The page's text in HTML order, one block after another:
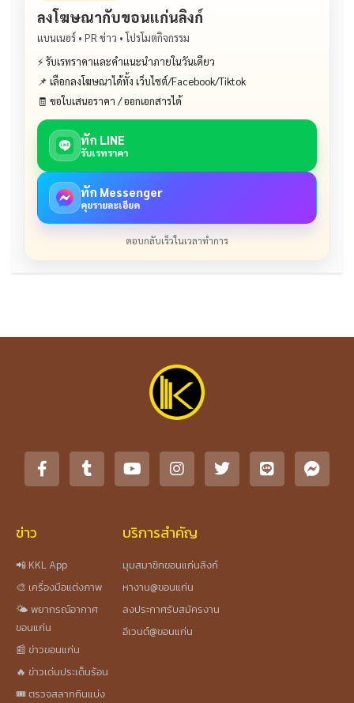
ลงโฆษณากับขอนแก่นลิงก์
แบนเนอร์ • PR ข่าว • โปรโมตกิจกรรม
⚡ รับเรทราคาและคำแนะนำภายในวันเดียว
📌 เลือกลงโฆษณาได้ทั้ง เว็บไซต์/Facebook/Tiktok
🧾 ขอใบเสนอราคา / ออกเอกสารได้
ทัก LINE
รับเรทราคา
ทัก Messenger
คุยรายละเอียด
ตอบกลับเร็วในเวลาทำการ
ข่าว
📲 KKL App
🎨 เครื่องมือแต่งภาพ
🌤️ พยากรณ์อากาศ
ขอนแก่น
📰 ข่าวขอนแก่น
🔥 ข่าวเด่นประเด็นร้อน
🎟️ ตรวจสลากกินแบ่ง
บริการสำคัญ
มุมสมาชิกขอนแก่นลิงก์
หางาน@ขอนแก่น
ลงประกาศรับสมัครงาน
อีเวนต์@ขอนแก่น